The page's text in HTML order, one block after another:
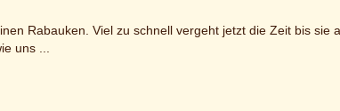
Rabauken. Viel zu schnell vergeht jetzt die Zeit bis sie
uns ...